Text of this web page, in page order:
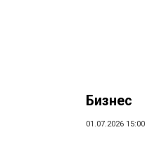
Бизнес
01.07.2026 15:00